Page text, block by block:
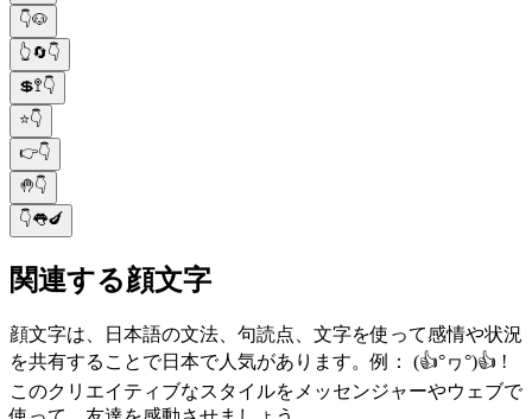
👇🐶
👆🔄👇
💲🚏👇
⭐👇
👉👇
🤚👇
👇👅🍆
関連する顔文字
顔文字は、日本語の文法、句読点、文字を使って感情や状況
を共有することで日本で人気があります。例： (👍°ヮ°)👍 !
このクリエイティブなスタイルをメッセンジャーやウェブで